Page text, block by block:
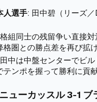
人選手: 田中碧（リーズ
組同士の残留争い直接
圏との勝点差を再び拡げ
中は中盤センターでビ
ンポを握って勝利に貢献
ューカッスル 3-1 ブ